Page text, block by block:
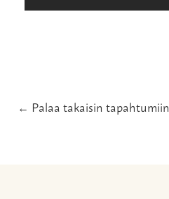
← Palaa takaisin tapahtumiin